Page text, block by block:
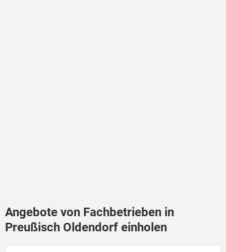
Angebote von Fachbetrieben in
Preußisch Oldendorf einholen